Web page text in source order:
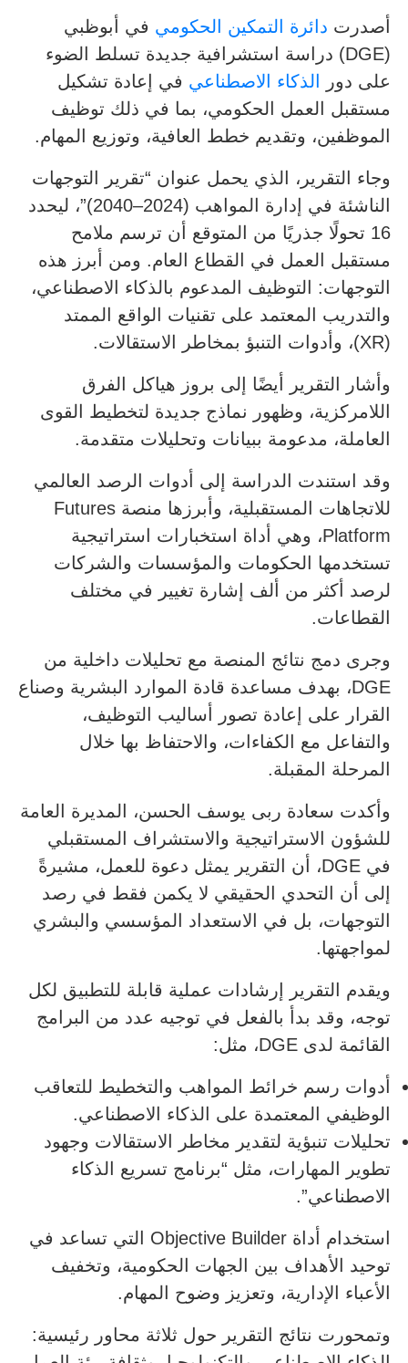
أصدرت دائرة التمكين الحكومي في أبوظبي
(DGE) دراسة استشرافية جديدة تسلط الضوء
على دور
الذكاء الاصطناعي في إعادة تشكيل
مستقبل العمل الحكومي، بما في ذلك توظيف
الموظفين، وتقديم خطط العافية، وتوزيع المهام.
وجاء التقرير، الذي يحمل عنوان “تقرير التوجهات
الناشئة في إدارة المواهب (2024–2040)”، ليحدد
16 تحولًا جذريًا من المتوقع أن ترسم ملامح
مستقبل العمل في القطاع العام. ومن أبرز هذه
التوجهات: التوظيف المدعوم بالذكاء الاصطناعي،
والتدريب المعتمد على تقنيات الواقع الممتد
(XR)، وأدوات التنبؤ بمخاطر الاستقالات.
وأشار التقرير أيضًا إلى بروز هياكل الفرق
اللامركزية، وظهور نماذج جديدة لتخطيط القوى
العاملة، مدعومة ببيانات وتحليلات متقدمة.
وقد استندت الدراسة إلى أدوات الرصد العالمي
للاتجاهات المستقبلية، وأبرزها منصة Futures
Platform، وهي أداة استخبارات استراتيجية
تستخدمها الحكومات والمؤسسات والشركات
لرصد أكثر من ألف إشارة تغيير في مختلف
القطاعات.
وجرى دمج نتائج المنصة مع تحليلات داخلية من
DGE، بهدف مساعدة قادة الموارد البشرية وصناع
القرار على إعادة تصور أساليب التوظيف،
والتفاعل مع الكفاءات، والاحتفاظ بها خلال
المرحلة المقبلة.
وأكدت سعادة ربى يوسف الحسن، المديرة العامة
للشؤون الاستراتيجية والاستشراف المستقبلي
في DGE، أن التقرير يمثل دعوة للعمل، مشيرةً
إلى أن التحدي الحقيقي لا يكمن فقط في رصد
التوجهات، بل في الاستعداد المؤسسي والبشري
لمواجهتها.
ويقدم التقرير إرشادات عملية قابلة للتطبيق لكل
توجه، وقد بدأ بالفعل في توجيه عدد من البرامج
القائمة لدى DGE، مثل:
أدوات رسم خرائط المواهب والتخطيط للتعاقب
الوظيفي المعتمدة على الذكاء الاصطناعي.
تحليلات تنبؤية لتقدير مخاطر الاستقالات وجهود
تطوير المهارات، مثل “برنامج تسريع الذكاء
الاصطناعي”.
استخدام أداة Objective Builder التي تساعد في
توحيد الأهداف بين الجهات الحكومية، وتخفيف
الأعباء الإدارية، وتعزيز وضوح المهام.
وتمحورت نتائج التقرير حول ثلاثة محاور رئيسية: